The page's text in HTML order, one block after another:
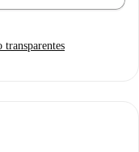
transparentes